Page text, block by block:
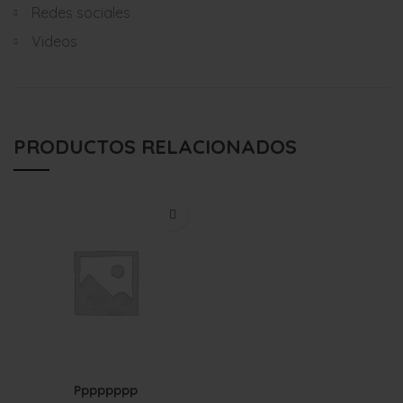
Redes sociales
Videos
PRODUCTOS RELACIONADOS
Pppppppp